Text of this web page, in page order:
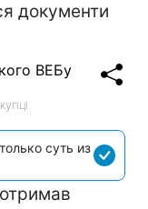
документи
суть из